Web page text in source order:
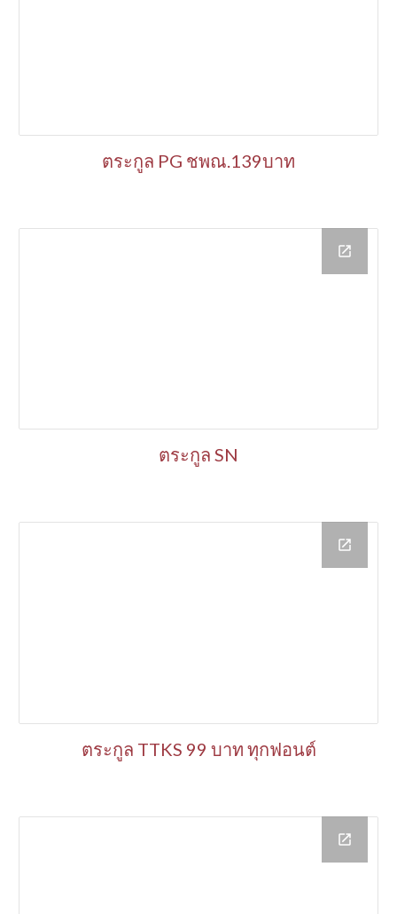
ตระกูล PG ชพณ.139บาท
ตระกูล SN
ตระกูล TTKS 99 บาท ทุกฟอนต์